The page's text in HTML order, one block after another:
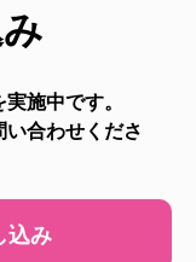
施中です。
合わせくださ
込み